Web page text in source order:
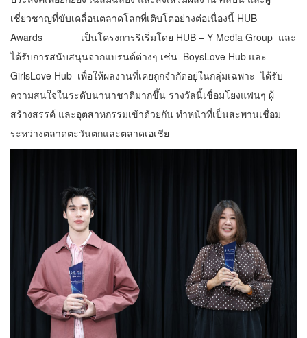
เชี่ยวชาญที่ขับเคลื่อนตลาดโลกที่เติบโตอย่างต่อเนื่องนี้ HUB
Awards เป็นโครงการริเริ่มโดย HUB – Y Media Group และ
ได้รับการสนับสนุนจากแบรนด์ต่างๆ เช่น BoysLove Hub และ
GirlsLove Hub เพื่อให้ผลงานที่เคยถูกจำกัดอยู่ในกลุ่มเฉพาะ ได้รับ
ความสนใจในระดับนานาชาติมากขึ้น รางวัลนี้เชื่อมโยงแฟนๆ ผู้
สร้างสรรค์ และอุตสาหกรรมเข้าด้วยกัน ทำหน้าที่เป็นสะพานเชื่อม
ระหว่างตลาดตะวันตกและตลาดเอเชีย